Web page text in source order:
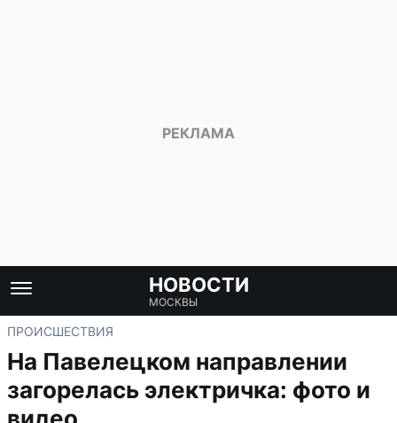
НОВОСТИ
МОСКВЫ
ПРОИСШЕСТВИЯ
На Павелецком направлении
загорелась электричка: фото и